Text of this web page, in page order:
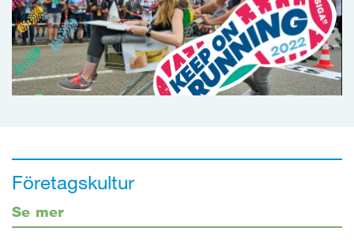
Företagskultur
Se mer